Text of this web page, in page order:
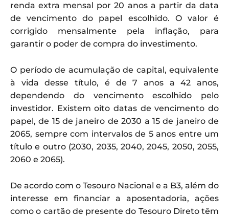
renda extra mensal por 20 anos a partir da data
de vencimento do papel escolhido. O valor é
corrigido mensalmente pela inflação, para
garantir o poder de compra do investimento.
O período de acumulação de capital, equivalente
à vida desse título, é de 7 anos a 42 anos,
dependendo do vencimento escolhido pelo
investidor. Existem oito datas de vencimento do
papel, de 15 de janeiro de 2030 a 15 de janeiro de
2065, sempre com intervalos de 5 anos entre um
título e outro (2030, 2035, 2040, 2045, 2050, 2055,
2060 e 2065).
De acordo com o Tesouro Nacional e a B3, além do
interesse em financiar a aposentadoria, ações
como o cartão de presente do Tesouro Direto têm